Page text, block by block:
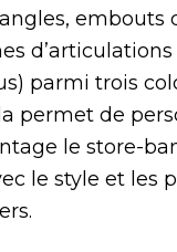
embouts
parmi trois
permet de
le store-
le style et les